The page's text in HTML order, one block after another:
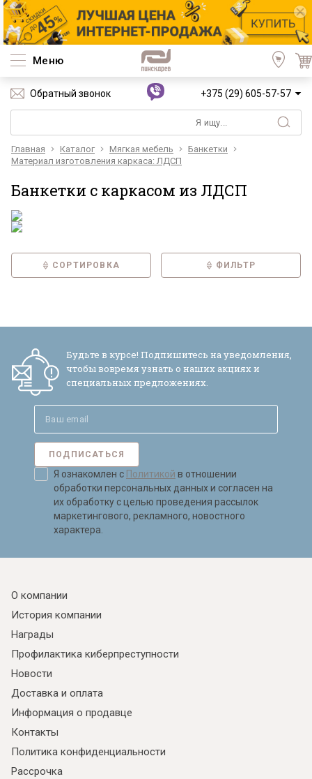
Меню
Обратный звонок +375 (29) 605-57-57
Главная Каталог Мягкая мебель
Банкетки
Материал изготовления каркаса: ЛДСП
Банкетки с каркасом из ЛДСП
СОРТИРОВКА ФИЛЬТР
Будьте в курсе! Подпишитесь на уведомления,
чтобы вовремя узнать о наших акциях и
специальных предложениях.
ПОДПИСАТЬСЯ
Я ознакомлен с Политикой в отношении
обработки персональных данных и согласен на
их обработку с целью проведения рассылок
маркетингового, рекламного, новостного
характера.
О компании
История компании
Награды
Профилактика киберпреступности
Новости
Доставка и оплата
Информация о продавце
Контакты
Политика конфиденциальности
Рассрочка